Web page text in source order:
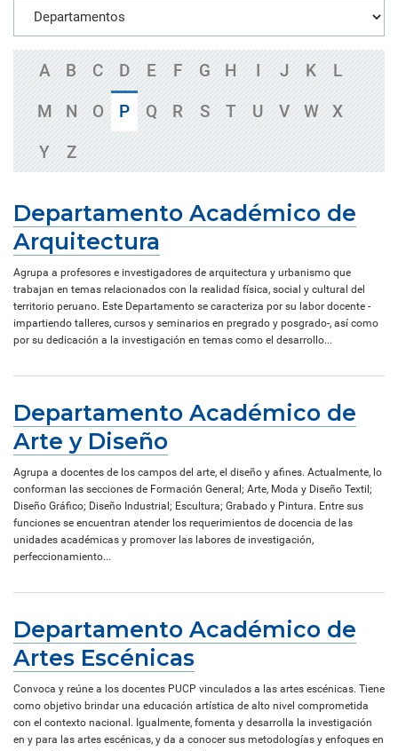
A B C D E F G H I J K
L
M
N O P Q R S T U V W
X
Y
Z
Departamento Académico de
Arquitectura
Agrupa a profesores e investigadores de arquitectura y urbanismo que
trabajan en temas relacionados con la realidad física, social y cultural del
territorio peruano. Este Departamento se caracteriza por su labor docente -
impartiendo talleres, cursos y seminarios en pregrado y posgrado-, así como
por su dedicación a la investigación en temas como el desarrollo...
Departamento Académico de
Arte y Diseño
Agrupa a docentes de los campos del arte, el diseño y afines. Actualmente, lo
conforman las secciones de Formación General; Arte, Moda y Diseño Textil;
Diseño Gráfico; Diseño Industrial; Escultura; Grabado y Pintura. Entre sus
funciones se encuentran atender los requerimientos de docencia de las
unidades académicas y promover las labores de investigación,
perfeccionamiento...
Departamento Académico de
Artes Escénicas
Convoca y reúne a los docentes PUCP vinculados a las artes escénicas. Tiene
como objetivo brindar una educación artística de alto nivel comprometida
con el contexto nacional. Igualmente, fomenta y desarrolla la investigación
en y para las artes escénicas, y da a conocer sus metodologías y enfoques en